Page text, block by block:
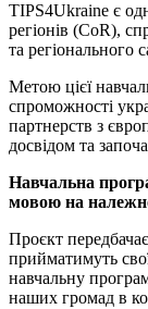
TIPS4Ukraine є
регіонів (CoR),
та регіонального
Метою цієї
спроможності
партнерств з
досвідом та
Навчальна
мовою на
Проєкт
прийматимуть
навчальну
наших громад в